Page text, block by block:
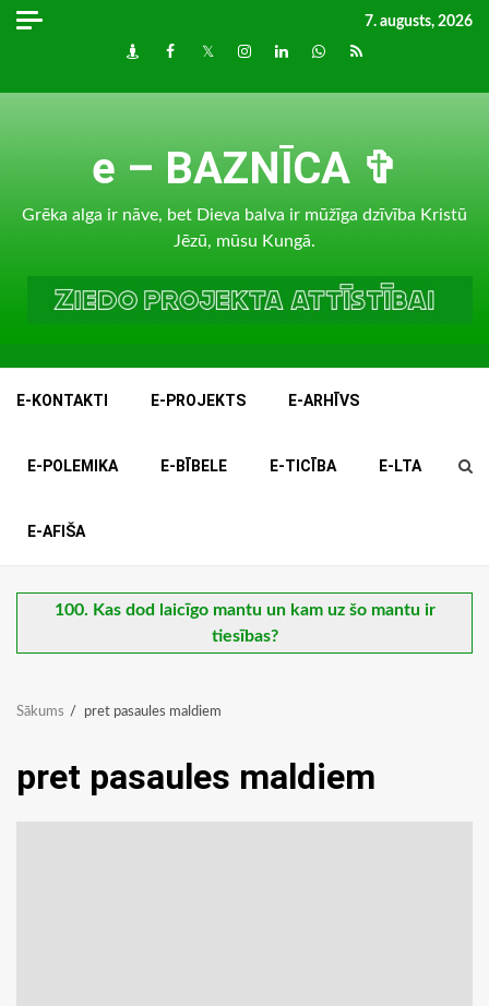
Skip
7. augusts, 2026
DraugiemFacebook
TwitterInstagram
LinkedInwhatsapp
RSS
e – BAZNĪCA ✞
Grēka alga ir nāve, bet Dieva balva ir mūžīga dzīvība Kristū
Jēzū, mūsu Kungā.
E-KONTAKTI E-PROJEKTS E-ARHĪVS
E-POLEMIKA E-BĪBELE E-TICĪBA E-LTA
E-AFIŠA
100. Kas dod laicīgo mantu un kam uz šo mantu ir
tiesības?
Sākums pret pasaules maldiem
pret pasaules maldiem